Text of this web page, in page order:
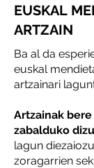
EUSKAL
ARTZAIN
Ba al da
euskal
artzainari
Artzainak
zabalduko dizu
lagun
zoragarrien